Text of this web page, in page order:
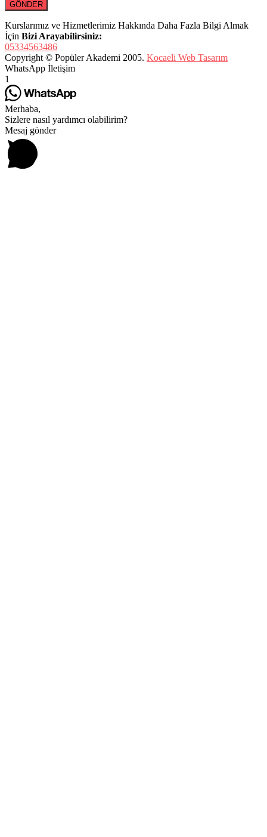
Kurslarımız ve Hizmetlerimiz Hakkında Daha Fazla Bilgi Almak
İçin Bizi Arayabilirsiniz:
05334563486
Copyright © Popüler Akademi 2005. Kocaeli Web Tasarım
WhatsApp İletişim
1
Merhaba,
Sizlere nasıl yardımcı olabilirim?
Mesaj gönder